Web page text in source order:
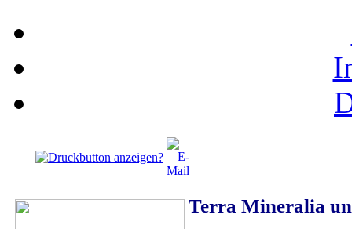
Terra Mineralia